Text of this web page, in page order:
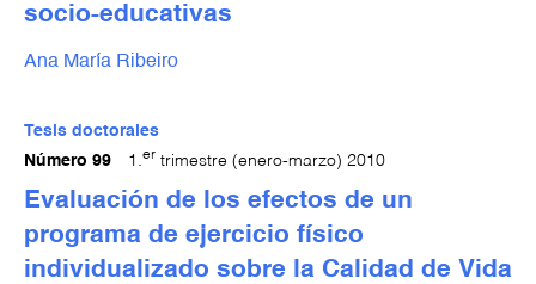
socio-educativas
Ana María Ribeiro
Tesis doctorales
Número 99
1.er trimestre (enero-marzo) 2010
Evaluación de los efectos de un
programa de ejercicio físico
individualizado sobre la Calidad de Vida